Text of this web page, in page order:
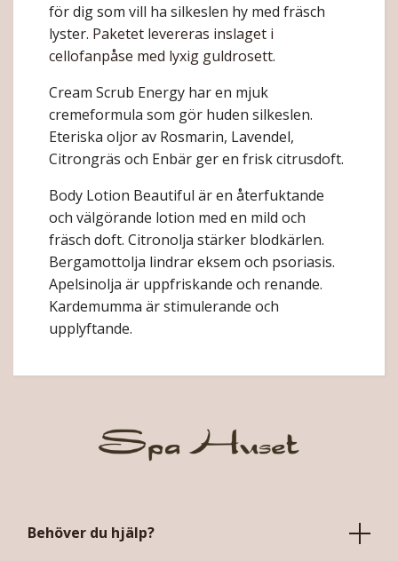
för dig som vill ha silkeslen hy med fräsch
lyster. Paketet levereras inslaget i
cellofanpåse med lyxig guldrosett.
Cream Scrub Energy har en mjuk
cremeformula som gör huden silkeslen.
Eteriska oljor av Rosmarin, Lavendel,
Citrongräs och Enbär ger en frisk citrusdoft.
Body Lotion Beautiful är en återfuktande
och välgörande lotion med en mild och
fräsch doft. Citronolja stärker blodkärlen.
Bergamottolja lindrar eksem och psoriasis.
Apelsinolja är uppfriskande och renande.
Kardemumma är stimulerande och
upplyftande.
Behöver du hjälp?